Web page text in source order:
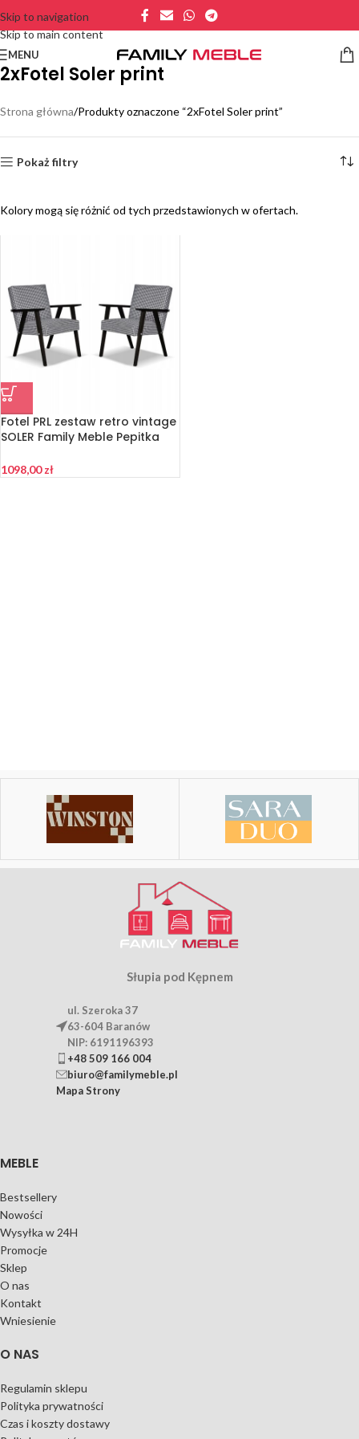
Skip to navigation
Skip to main content
MENU
2xFotel Soler print
Strona główna Produkty oznaczone “2xFotel Soler print”
Pokaż filtry
Kolory mogą się różnić od tych przedstawionych w ofertach.
Fotel PRL zestaw retro vintage
SOLER Family Meble Pepitka
1098,00zł
Słupia pod Kępnem
ul. Szeroka 37
63-604 Baranów
NIP: 6191196393
+48 509 166 004
biuro@familymeble.pl
Mapa Strony
MEBLE
Bestsellery
Nowości
Wysyłka w 24H
Promocje
Sklep
O nas
Kontakt
Wniesienie
O NAS
Regulamin sklepu
Polityka prywatności
Czas i koszty dostawy